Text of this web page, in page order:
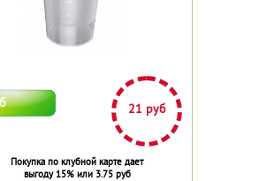
21 руб
Покупка по клубной карте дает
выгоду 15% или 3.75 руб